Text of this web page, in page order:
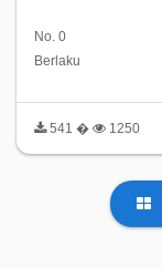
No. 0
Berlaku
541 � 1250